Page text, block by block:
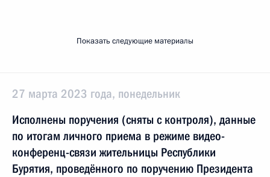
Показать следующие материалы
27 марта 2023 года, понедельник
Исполнены поручения (сняты с контроля), данные
по итогам личного приема в режиме видео-
конференц-связи жительницы Республики
Бурятия, проведённого по поручению Президента